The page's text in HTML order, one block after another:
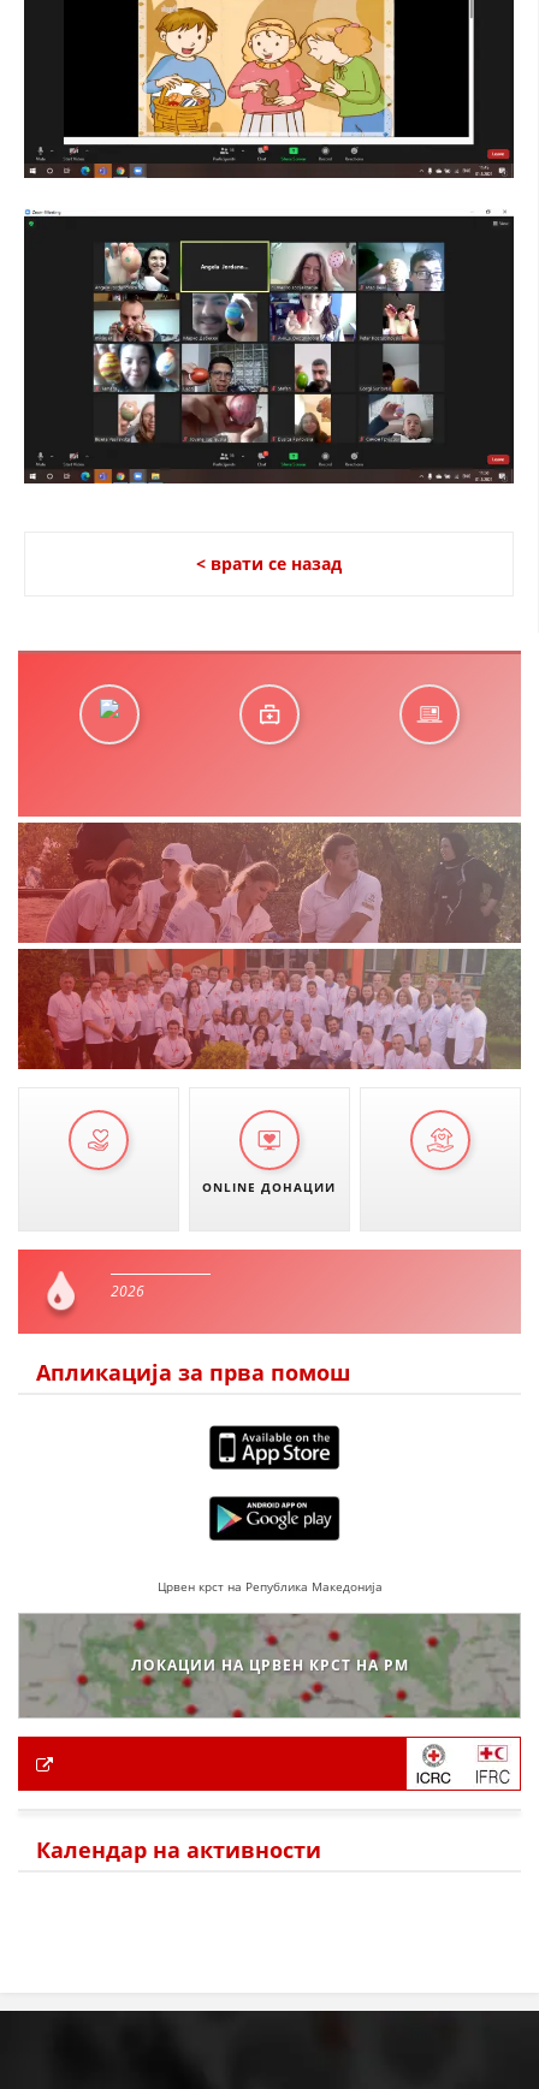
< врати се назад
ONLINE ДОНАЦИИ
2026
Апликација за прва помош
Црвен крст на Република Македонија
ЛОКАЦИИ НА ЦРВЕН КРСТ НА РМ
Календар на активности